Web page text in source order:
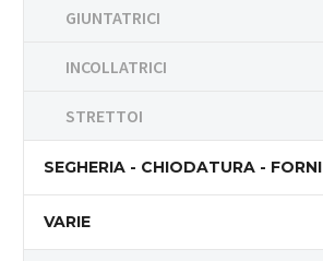
GIUNTATRICI
INCOLLATRICI
STRETTOI
SEGHERIA - CHIODATURA - FORNI
VARIE